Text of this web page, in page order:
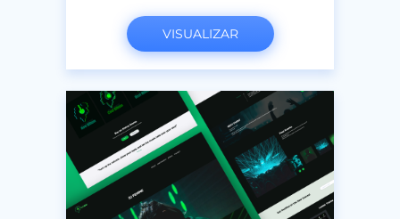
VISUALIZAR